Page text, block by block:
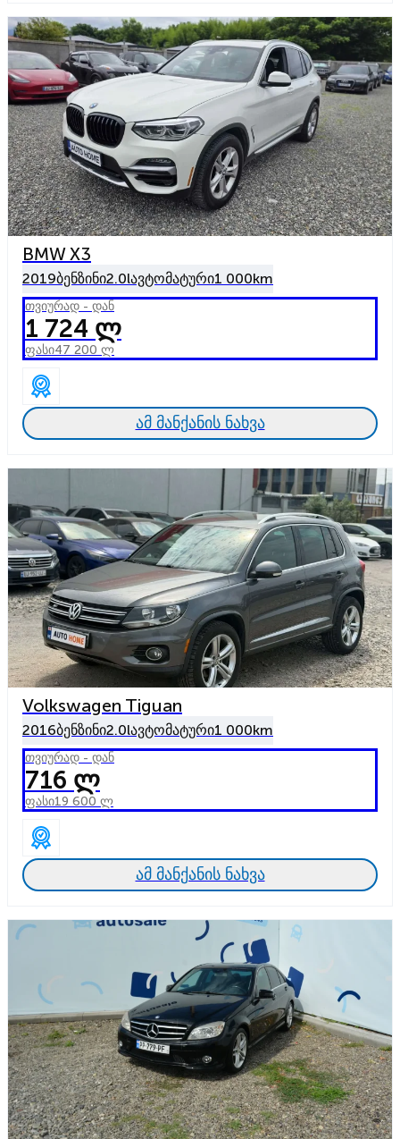
BMW X3
2019ბენზინი2.0lავტომატური1 000km
თვიურად - დან
1 724 ლ
ფასი47 200 ლ
ამ მანქანის ნახვა
Volkswagen Tiguan
2016ბენზინი2.0lავტომატური1 000km
თვიურად - დან
716 ლ
ფასი19 600 ლ
ამ მანქანის ნახვა